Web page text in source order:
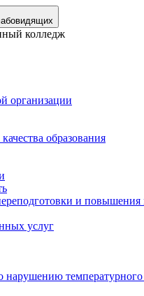
колледж
организации
образования
и
услуг
нарушению